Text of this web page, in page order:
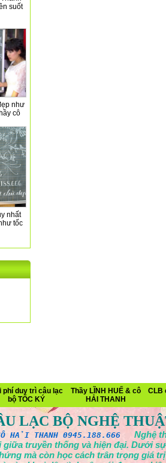
suốt
như
cô
nhất
tốc
phí duy trì câu lạc
bộ TỐC KÝ
Thầy LĨNH HUẾ & cô
HẢI THANH
CLB
LẠC BỘ NGHỆ
HẢI THANH 0945.188.666
Nghệ
truyền thống và hiện đại. Dưới
mà còn học cách trân trọng giá